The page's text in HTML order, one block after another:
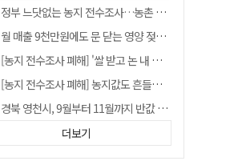
정부 느닷없는 농지 전수조사…농촌 들쑤시는 '경자유전'의 칼날
월 매출 9천만원에도 문 닫는 영양 젖소농장… "일할 사람이 없어"
[농지 전수조사 폐해] '쌀 받고 논 내 준' 도지농 이제 어쩌나?
[농지 전수조사 폐해] 농지값도 흔들리나…"도지 막히면 헐값 매물 나올 수도"
경북 영천시, 9월부터 11월까지 반값 여행 혜택 제공
국민 51.9% "李 대통령 재판 재개 필요하다"
더보기